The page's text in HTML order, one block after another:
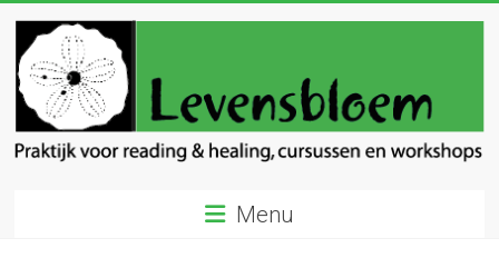
inhoud
LevensbloemMenu